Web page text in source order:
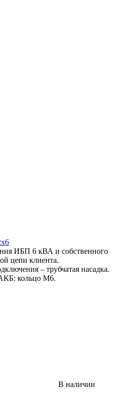
ИБП 6 кВА и собственного
цепи клиента.
– трубчатая насадка.
кольцо М6.
В наличии